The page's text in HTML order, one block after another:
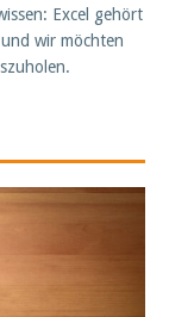
Excel gehört
wir möchten